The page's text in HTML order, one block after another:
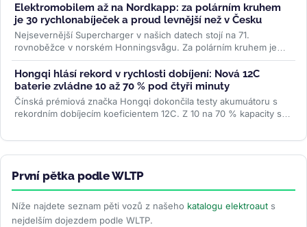
Elektromobilem až na Nordkapp: za polárním kruhem
je 30 rychlonabíječek a proud levnější než v Česku
Nejsevernější Supercharger v našich datech stojí na 71.
rovnoběžce v norském Honningsvågu. Za polárním kruhem je
třicet stanic, všechny...>>
Hongqi hlásí rekord v rychlosti dobíjení: Nová 12C
baterie zvládne 10 až 70 % pod čtyři minuty
Čínská prémiová značka Hongqi dokončila testy akumuátoru s
rekordním dobíjecím koeficientem 12C. Z 10 na 70 % kapacity se
První pětka podle WLTP
Níže najdete seznam pěti vozů z našeho katalogu elektroaut s
nejdelším dojezdem podle WLTP.